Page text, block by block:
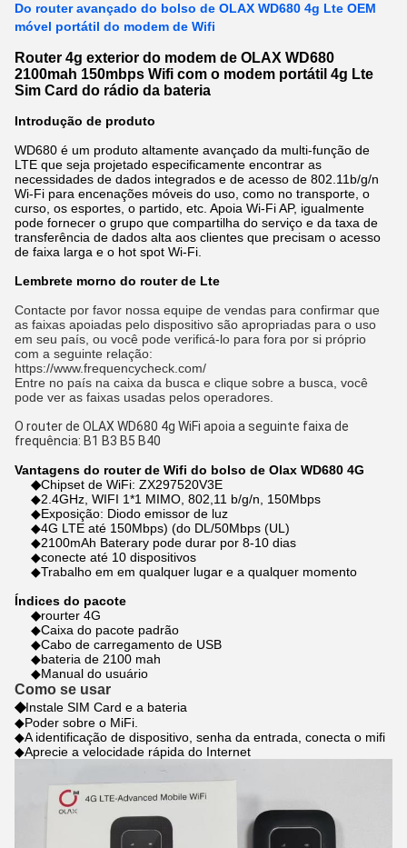
Do router avançado do bolso de OLAX WD680 4g Lte OEM
móvel portátil do modem de Wifi
Router 4g exterior do modem de OLAX WD680
2100mah 150mbps Wifi com o modem portátil 4g Lte
Sim Card do rádio da bateria
Introdução de produto
WD680 é um produto altamente avançado da multi-função de
LTE que seja projetado especificamente encontrar as
necessidades de dados integrados e de acesso de 802.11b/g/n
Wi-Fi para encenações móveis do uso, como no transporte, o
curso, os esportes, o partido, etc. Apoia Wi-Fi AP, igualmente
pode fornecer o grupo que compartilha do serviço e da taxa de
transferência de dados alta aos clientes que precisam o acesso
de faixa larga e o hot spot Wi-Fi.
Lembrete morno do router de Lte
Contacte por favor nossa equipe de vendas para confirmar que
as faixas apoiadas pelo dispositivo são apropriadas para o uso
em seu país, ou você pode verificá-lo para fora por si próprio
com a seguinte relação:
https://www.frequencycheck.com/
Entre no país na caixa da busca e clique sobre a busca, você
pode ver as faixas usadas pelos operadores.
O router de OLAX WD680 4g WiFi apoia a seguinte faixa de
frequência: B1 B3 B5 B40
Vantagens do router de Wifi do bolso de Olax WD680 4G
◆Chipset de WiFi: ZX297520V3E
◆2.4GHz, WIFI 1*1 MIMO, 802,11 b/g/n, 150Mbps
◆Exposição: Diodo emissor de luz
◆4G LTE até 150Mbps) (do DL/50Mbps (UL)
◆2100mAh Baterary pode durar por 8-10 dias
◆conecte até 10 dispositivos
◆Trabalho em em qualquer lugar e a qualquer momento
Índices do pacote
◆rourter 4G
◆Caixa do pacote padrão
◆Cabo de carregamento de USB
◆bateria de 2100 mah
◆Manual do usuário
Como se usar
◆Instale SIM Card e a bateria
◆Poder sobre o MiFi.
◆A identificação de dispositivo, senha da entrada, conecta o mifi
◆Aprecie a velocidade rápida do Internet